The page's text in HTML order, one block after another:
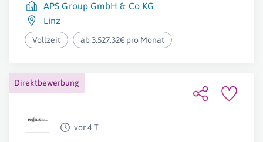
APS Group GmbH & Co KG
Linz
Vollzeit ab 3.527,32€ pro Monat
Direktbewerbung
vor 4 T